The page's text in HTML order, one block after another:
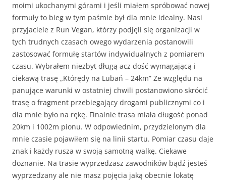
moimi ukochanymi górami i jeśli miałem spróbować nowej
formuły to bieg w tym paśmie był dla mnie idealny. Nasi
przyjaciele z Run Vegan, którzy podjęli się organizacji w
tych trudnych czasach owego wydarzenia postanowili
zastosować formułę startów indywidualnych z pomiarem
czasu. Wybrałem niezbyt długą acz dość wymagającą i
ciekawą trasę „Którędy na Lubań – 24km” Ze względu na
panujące warunki w ostatniej chwili postanowiono skrócić
trasę o fragment przebiegający drogami publicznymi co i
dla mnie było na rękę. Finalnie trasa miała długość ponad
20km i 1002m pionu. W odpowiednim, przydzielonym dla
mnie czasie pojawiłem się na linii startu. Pomiar czasu daje
znak i każdy rusza w swoją samotną walkę. Ciekawe
doznanie. Na trasie wyprzedzasz zawodników bądź jesteś
wyprzedzany ale nie masz pojęcia jaką obecnie lokatę